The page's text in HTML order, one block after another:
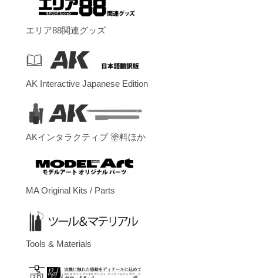
エリア88関連グッズ
AK Interactive Japanese Edition
AKインタラクティブ 塗料ほか
MA Original Kits / Parts
Tools & Materials